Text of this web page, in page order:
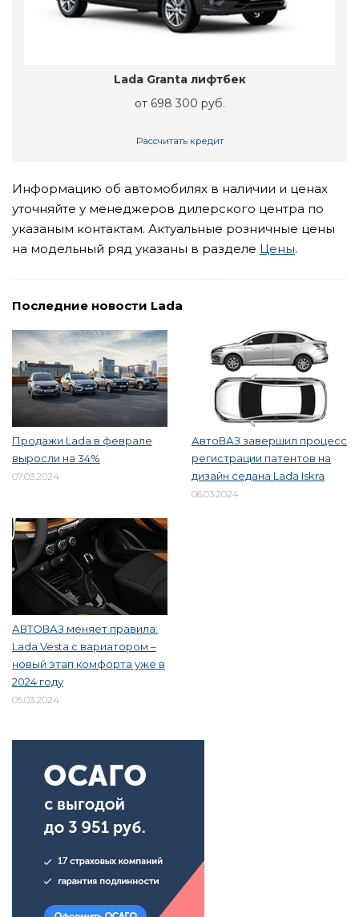
Lada Granta лифтбек
от 698 300 руб.
Рассчитать кредит
Информацию об автомобилях в наличии и ценах
уточняйте у менеджеров дилерского центра по
указаным контактам. Актуальные розничные цены
на модельный ряд указаны в разделе Цены.
Последние новости Lada
Продажи Lada в феврале
выросли на 34%
07.03.2024
АвтоВАЗ завершил процесс
регистрации патентов на
дизайн седана Lada Iskra
06.03.2024
АВТОВАЗ меняет правила:
Lada Vesta с вариатором –
новый этап комфорта уже в
2024 году
05.03.2024